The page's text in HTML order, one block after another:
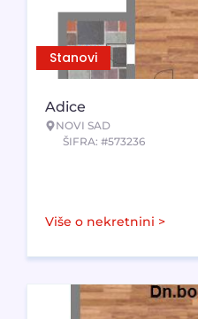
Stanovi
Adice
NOVI SAD
ŠIFRA: #573236
Više o nekretnini >